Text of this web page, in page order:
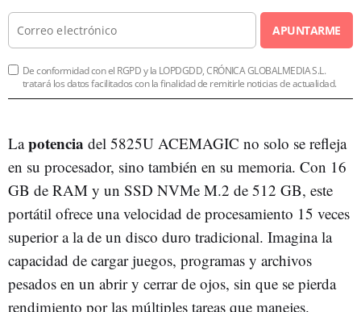
APUNTARME
De conformidad con el RGPD y la LOPDGDD, CRÓNICA GLOBALMEDIA S.L.
tratará los datos facilitados con la finalidad de remitirle noticias de actualidad.
Lapotencia del 5825U ACEMAGIC no solo se refleja
en su procesador, sino también en su memoria. Con 16
GB de RAM y un SSD NVMe M.2 de 512 GB, este
portátil ofrece una velocidad de procesamiento 15 veces
superior a la de un disco duro tradicional. Imagina la
capacidad de cargar juegos, programas y archivos
pesados en un abrir y cerrar de ojos, sin que se pierda
rendimiento por las múltiples tareas que manejes.